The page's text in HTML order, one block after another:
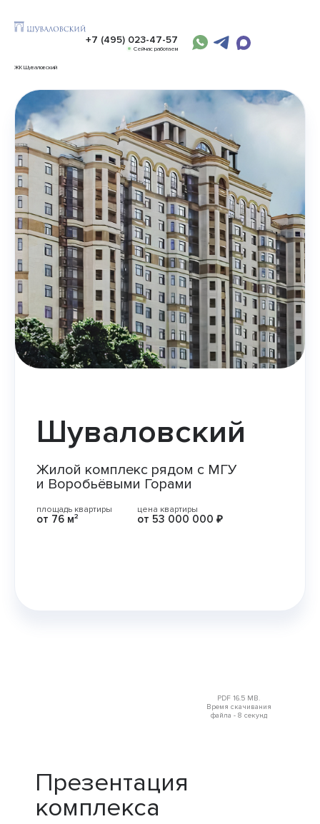
ЖК Шуваловский
+7 (495) 023-47-57
Сейчас работаем
Шуваловский
Жилой комплекс рядом с МГУ
и Воробьёвыми Горами
площадь квартиры
от 76 м²
цена квартиры
от 53 000 000 ₽
PDF 16.5 MB.
Время скачивания
файла - 8 секунд
Презентация
комплекса